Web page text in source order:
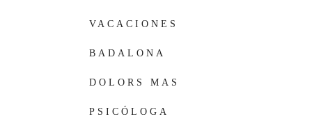
VACACIONES
BADALONA
DOLORS MAS
PSICÓLOGA